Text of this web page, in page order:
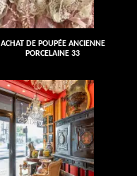
ACHAT DE POUPÉE ANCIENNE
PORCELAINE 33